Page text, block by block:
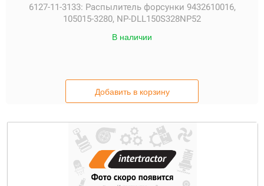
6127-11-3133: Распылитель форсунки 9432610016,
105015-3280, NP-DLL150S328NP52
В наличии
Добавить в корзину